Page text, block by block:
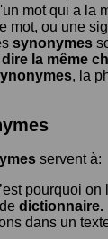
mot qui a la
mot, ou une
synonymes
la même
, la
servent à:
pourquoi on
dictionnaire.
dans un